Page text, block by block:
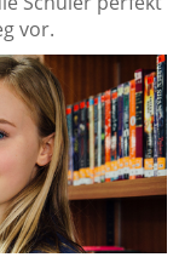
vor.